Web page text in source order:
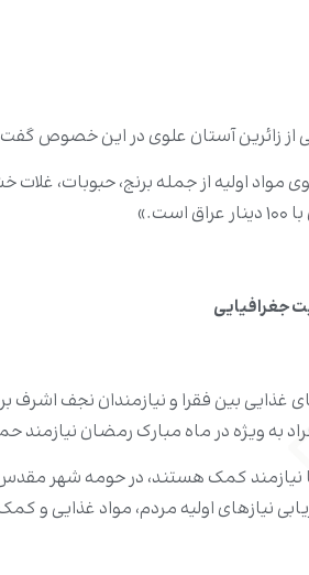
از زائرین آستان علوی در این خصوص
مواد اولیه از جمله برنج، حبوبات،
جغرافیایی
غذایی بین فقرا و نیازمندان نجف
به ویژه در ماه مبارک رمضان
کمک هستند، در حومه شهر
نیازهای اولیه مردم، مواد غذایی و